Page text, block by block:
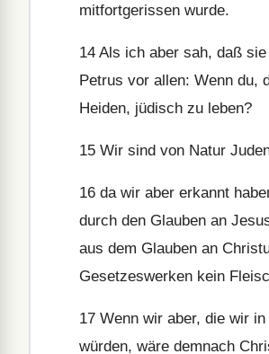
mitfortgerissen wurde.
14 Als ich aber sah, daß
Petrus vor allen: Wenn du,
Heiden, jüdisch zu leben?
15 Wir sind von Natur
16 da wir aber erkannt
durch den Glauben an
aus dem Glauben an
Gesetzeswerken kein
17 Wenn wir aber, die wir
würden, wäre demnach